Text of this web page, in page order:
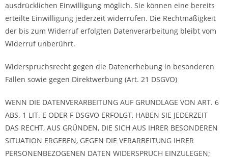
ausdrücklichen Einwilligung möglich. Sie können eine bereits
erteilte Einwilligung jederzeit widerrufen. Die Rechtmäßigkeit
der bis zum Widerruf erfolgten Datenverarbeitung bleibt vom
Widerruf unberührt.
Widerspruchsrecht gegen die Datenerhebung in besonderen
Fällen sowie gegen Direktwerbung (Art. 21 DSGVO)
WENN DIE DATENVERARBEITUNG AUF GRUNDLAGE VON ART. 6
ABS. 1 LIT. E ODER F DSGVO ERFOLGT, HABEN SIE JEDERZEIT
DAS RECHT, AUS GRÜNDEN, DIE SICH AUS IHRER BESONDEREN
SITUATION ERGEBEN, GEGEN DIE VERARBEITUNG IHRER
PERSONENBEZOGENEN DATEN WIDERSPRUCH EINZULEGEN;